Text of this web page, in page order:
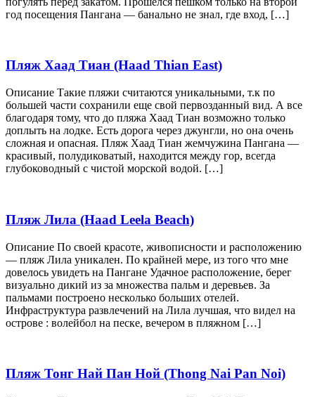
год посещения Пангана — банально не знал, где вход, […]
Пляж Хаад Тиан (Haad Thian East)
Описание Такие пляжи считаются уникальными, т.к по
большей части сохранили еще свой первозданный вид. А все
благодаря тому, что до пляжа Хаад Тиан возможно только
доплыть на лодке. Есть дорога через джунгли, но она очень
сложная и опасная. Пляж Хаад Тиан жемчужина Пангана —
красивый, полудиковатый, находится между гор, всегда
глубоководный с чистой морской водой. […]
Пляж Лила (Haad Leela Beach)
Описание По своей красоте, живописности и расположению
— пляж Лила уникален. По крайней мере, из того что мне
довелось увидеть на Пангане Удачное расположение, берег
визуально дикий из за множества пальм и деревьев. За
пальмами построено несколько больших отелей.
Инфраструктура развлечений на Лила лучшая, что видел на
острове : волейбол на песке, вечером в пляжном […]
Пляж Тонг Най Пан Ной (Thong Nai Pan Noi)